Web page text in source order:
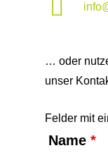
… oder
unser
Felder mit
Name*